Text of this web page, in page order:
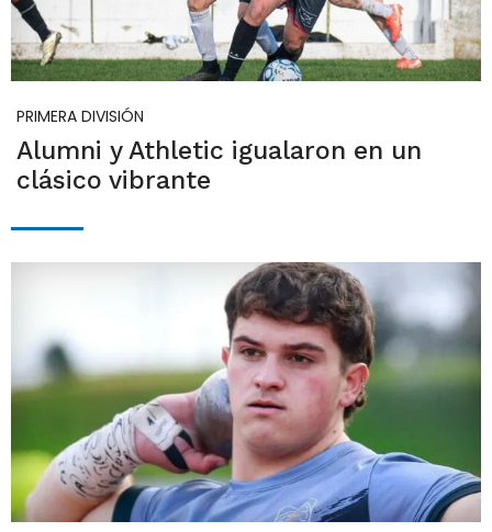
PRIMERA DIVISIÓN
Alumni y Athletic igualaron en un
clásico vibrante